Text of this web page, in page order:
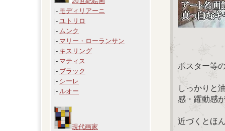
|- モディリアーニ
|- ユトリロ
|- ムンク
|- マリー・ローランサン
|- キスリング
|- マティス
|- ブラック
|- シーレ
|- ルオー
現代画家
ポスター等
しっかりと
感・躍動感
近づくとほ